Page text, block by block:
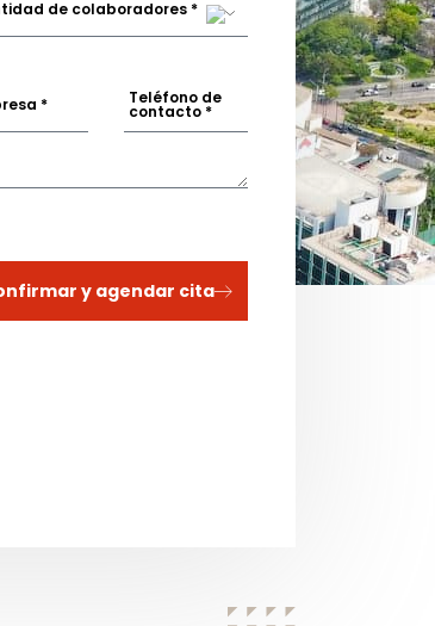
de colaboradores *
* Teléfono de
contacto *
y agendar cita